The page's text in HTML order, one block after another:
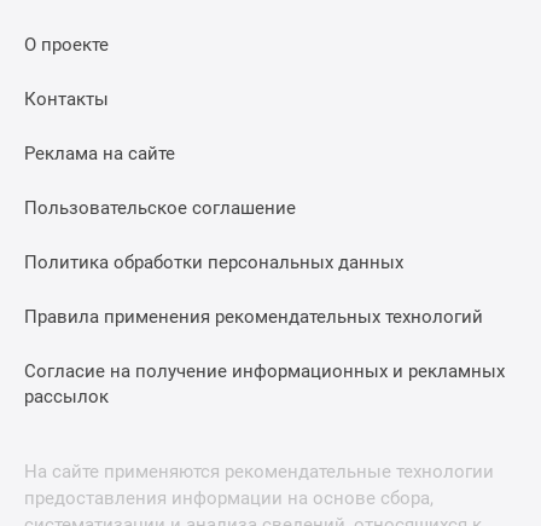
О проекте
Контакты
Реклама на сайте
Пользовательское соглашение
Политика обработки персональных данных
Правила применения рекомендательных технологий
Согласие на получение информационных и рекламных
рассылок
На сайте применяются рекомендательные технологии
предоставления информации на основе сбора,